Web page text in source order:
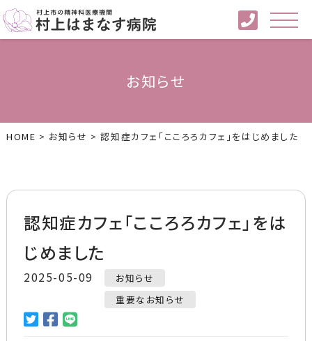
お知らせ
HOME > お知らせ >認知症カフェ「こころろカフェ」をはじめました
認知症カフェ「こころろカフェ」をは
じめました
2025-05-09
お知らせ
重要なお知らせ